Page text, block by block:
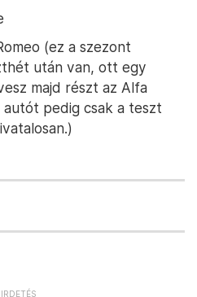
(ez a szezont
után van, ott egy
majd részt az Alfa
autót pedig csak a teszt